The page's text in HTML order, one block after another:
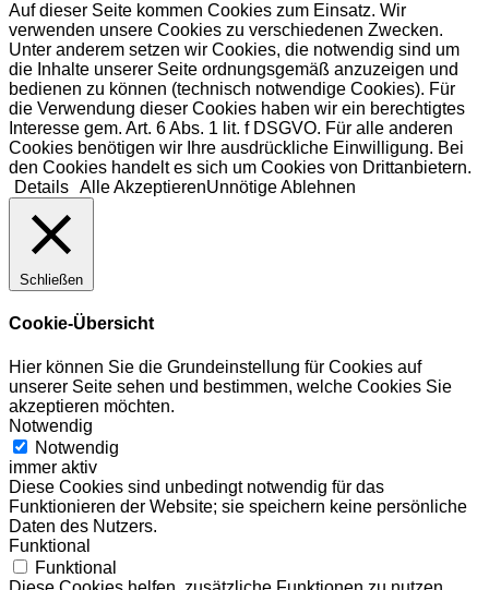
Auf dieser Seite kommen Cookies zum Einsatz. Wir
verwenden unsere Cookies zu verschiedenen Zwecken.
Unter anderem setzen wir Cookies, die notwendig sind um
die Inhalte unserer Seite ordnungsgemäß anzuzeigen und
bedienen zu können (technisch notwendige Cookies). Für
die Verwendung dieser Cookies haben wir ein berechtigtes
Interesse gem. Art. 6 Abs. 1 lit. f DSGVO. Für alle anderen
Cookies benötigen wir Ihre ausdrückliche Einwilligung. Bei
den Cookies handelt es sich um Cookies von Drittanbietern.
Details Alle AkzeptierenUnnötige Ablehnen
Schließen
Cookie-Übersicht
Hier können Sie die Grundeinstellung für Cookies auf
unserer Seite sehen und bestimmen, welche Cookies Sie
akzeptieren möchten.
Notwendig
Notwendig
immer aktiv
Diese Cookies sind unbedingt notwendig für das
Funktionieren der Website; sie speichern keine persönliche
Daten des Nutzers.
Funktional
Funktional